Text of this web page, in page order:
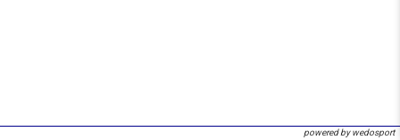
powered by wedosport